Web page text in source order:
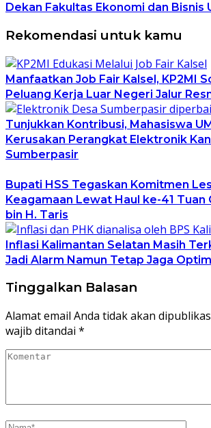
Dekan Fakultas Ekonomi dan Bisnis
Rekomendasi untuk kamu
Manfaatkan Job Fair Kalsel, KP2MI
Peluang Kerja Luar Negeri Jalur
Tunjukkan Kontribusi, Mahasiswa
Kerusakan Perangkat Elektronik
Sumberpasir
Bupati HSS Tegaskan Komitmen
Keagamaan Lewat Haul ke-41 Tuan
bin H. Taris
Inflasi Kalimantan Selatan Masih
Jadi Alarm Namun Tetap Jaga
Tinggalkan Balasan
Alamat email Anda tidak akan
wajib ditandai *